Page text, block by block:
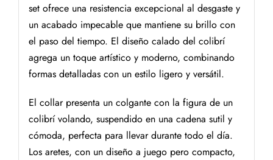
set ofrece una resistencia excepcional al desgaste y
un acabado impecable que mantiene su brillo con
el paso del tiempo. El diseño calado del colibrí
agrega un toque artístico y moderno, combinando
formas detalladas con un estilo ligero y versátil.
El collar presenta un colgante con la figura de un
colibrí volando, suspendido en una cadena sutil y
cómoda, perfecta para llevar durante todo el día.
Los aretes, con un diseño a juego pero compacto,